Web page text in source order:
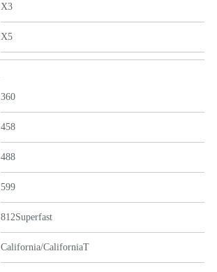
X3
X5
360
458
488
599
812Superfast
California/CaliforniaT